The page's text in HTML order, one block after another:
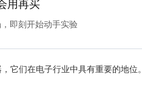
即刻开始动手实验
它们在电子行业中具有重要的地